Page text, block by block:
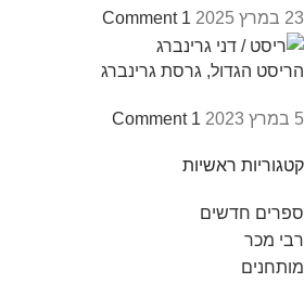
23 במרץ 2025 1 Comment
הריסט הגדול, גרסת גרינברג
5 במרץ 2023 1 Comment
קטגוריות ראשיות
ספרים חדשים
רבי מכר
מותחנים